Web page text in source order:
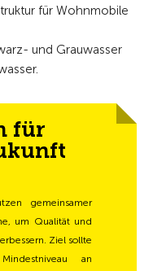
für Wohnmobile
und Grauwasser
für
gemeinsamer
um Qualität und
Ziel sollte
an